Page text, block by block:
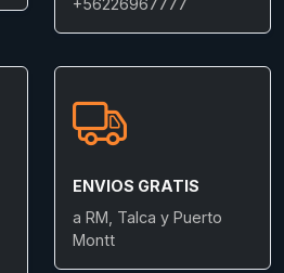
+56226967777
ENVIOS GRATIS
a RM, Talca y Puerto
Montt